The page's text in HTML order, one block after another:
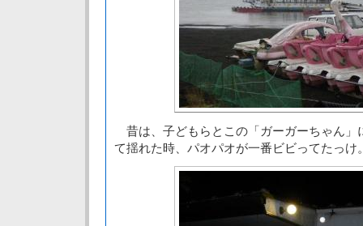
昔は、子どもらとこの「ガーガーちゃん」
て揺れた時、パオパオが一番ビビってたっけ